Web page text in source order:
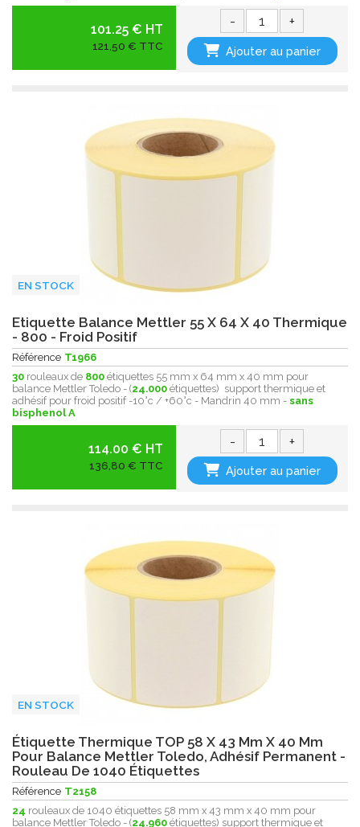
101.25 € HT
121,50 € TTC
- +
Ajouter au panier
EN STOCK
Etiquette Balance Mettler 55 X 64 X 40 Thermique
- 800 - Froid Positif
Référence T1966
30 rouleaux de 800 étiquettes 55 mm x 64 mm x 40 mm pour
balance Mettler Toledo - (24.000 étiquettes) support thermique et
adhésif pour froid positif -10°c / +60°c - Mandrin 40 mm - sans
bisphenol A
114.00 € HT
136,80 € TTC
- +
Ajouter au panier
EN STOCK
Étiquette Thermique TOP 58 X 43 Mm X 40 Mm
Pour Balance Mettler Toledo, Adhésif Permanent -
Rouleau De 1040 Étiquettes
Référence T2158
24 rouleaux de 1040 étiquettes 58 mm x 43 mm x 40 mm pour
balance Mettler Toledo - (24.960 étiquettes) support thermique et